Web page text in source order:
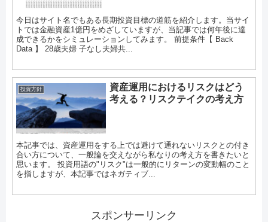
今日はサイト名でもある長期投資目標の道筋を紹介します。当サイ
トでは金融資産1億円をめざしていますが、当記事では何年後に達
成できるかをシミュレーションしてみます。 前提条件【 Back
Data 】 28歳夫婦 子なし夫婦共...
投資方針
資産運用におけるリスクはどう
考える？リスクテイクの考え方
本記事では、資産運用をする上では避けて通れないリスクとの付き
合い方について、一般論を交えながら私なりの考え方を書きたいと
思います。 投資用語の"リスク"は一般的にリターンの変動幅のこと
を指しますが、本記事ではネガティブ...
スポンサーリンク